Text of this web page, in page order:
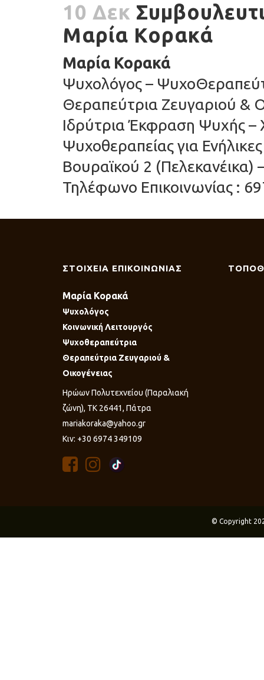
10 Δεκ
Μαρία Κορακά
Μαρία Κορακά
Ψυχολόγος –
Θεραπεύτρια Ζευγαριού &
Ιδρύτρια Έκφραση Ψυχής –
Ψυχοθεραπείας για
Βουραϊκού 2 (Πελεκανέικα)
Τηλέφωνο Επικοινωνίας :
ΣΤΟΙΧΕΙΑ ΕΠΙΚΟΙΝΩΝΙΑΣ
Μαρία Κορακά
Ψυχολόγος
Κοινωνική Λειτουργός
Ψυχοθεραπεύτρια
Θεραπεύτρια Ζευγαριού &
Οικογένειας
Ηρώων Πολυτεχνείου (Παραλιακή
ζώνη), ΤΚ 26441, Πάτρα
mariakoraka@yahoo.gr
Κιν: +30 6974 349109
© Copyright